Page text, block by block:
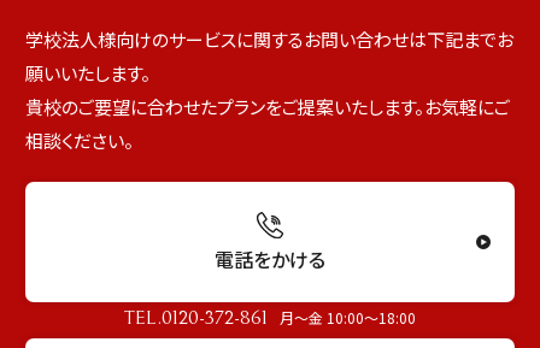
学校法人様向けのサービスに関するお問い合わせは下記までお
願いいたします。
貴校のご要望に合わせたプランをご提案いたします。お気軽にご
相談ください。
電話をかける
TEL.0120-372-861 月～金 10:00～18:00